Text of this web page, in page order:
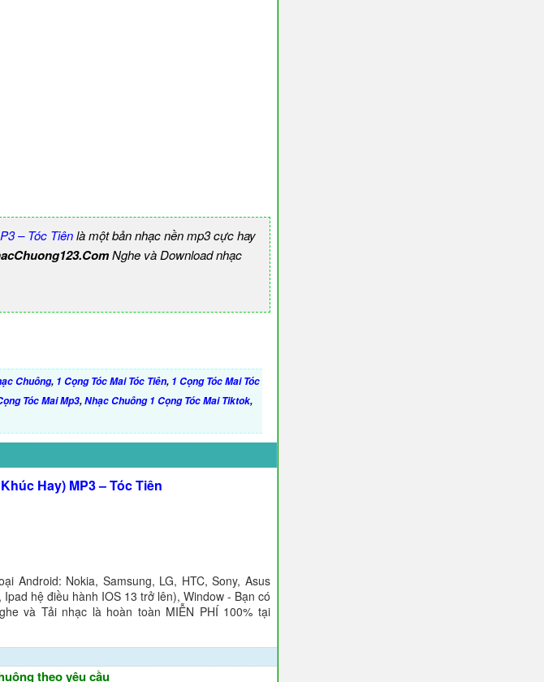
– Tóc Tiênlà một bản nhạc nền mp3 cực hay
Nghe và Download nhạc
Chuông, 1 Cọng Tóc Mai Tóc Tiên, 1 Cọng Tóc Mai Tóc
Tóc Mai Mp3,Nhạc Chuông 1 Cọng Tóc Mai Tiktok,
Hay) MP3 – Tóc Tiên
Android: Nokia, Samsung, LG, HTC, Sony, Asus
hệ điều hành IOS 13 trở lên), Window - Bạn có
và Tải nhạc là hoàn toàn MIỄN PHÍ 100% tại
theo yêu cầu